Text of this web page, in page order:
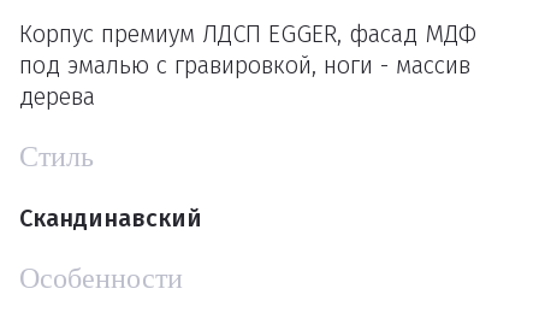
Корпус премиум ЛДСП EGGER, фасад МДФ
под эмалью с гравировкой, ноги - массив
дерева
Стиль
Скандинавский
Особенности